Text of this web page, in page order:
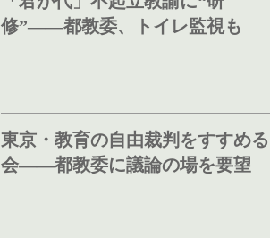
修”――都教委、トイレ監視も
東京・教育の自由裁判をすすめる
会――都教委に議論の場を要望